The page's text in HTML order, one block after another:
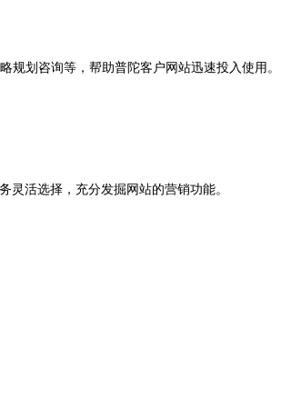
划咨询等，帮助普陀客户网站迅速投入使用。
灵活选择，充分发掘网站的营销功能。